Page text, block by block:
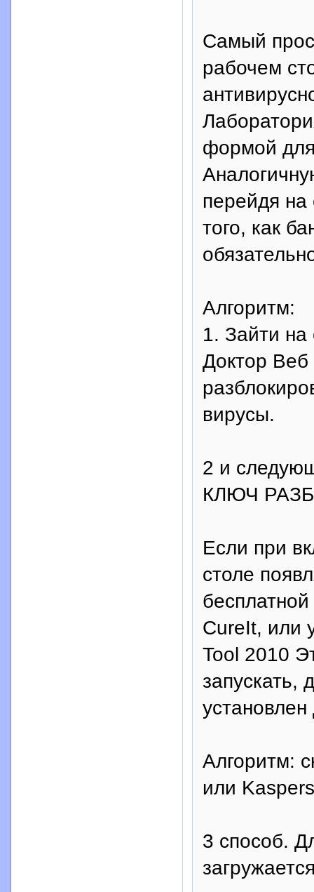
Самый
рабочем
формой для
перейдя
того, как
Алгоритм:
1. Зайти на
Доктор Веб
вирусы.
2 и
КЛЮЧ
Если при
столе
CureIt, или
Tool 2010
запускать,
установлен
Алгоритм:
или
3 способ.